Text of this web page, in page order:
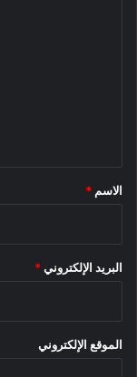
*
الاسم *
البريد الإلكتروني *
الموقع الإلكتروني